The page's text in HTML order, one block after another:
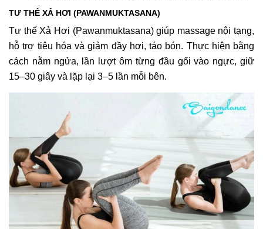
TƯ THẾ XẢ HƠI (PAWANMUKTASANA)
Tư thế Xả Hơi (Pawanmuktasana) giúp massage nội tạng,
hỗ trợ tiêu hóa và giảm đầy hơi, táo bón. Thực hiện bằng
cách nằm ngửa, lần lượt ôm từng đầu gối vào ngực, giữ
15–30 giây và lặp lại 3–5 lần mỗi bên.